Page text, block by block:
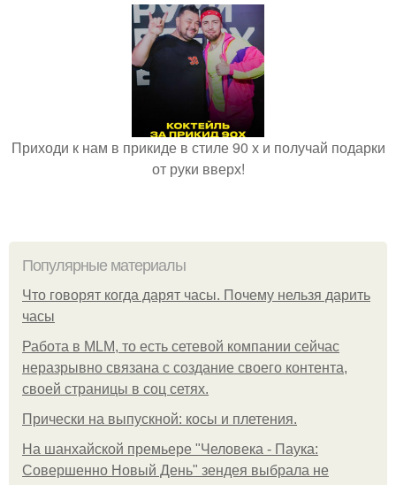
Приходи к нам в прикиде в стиле 90 х и получай подарки
от руки вверх!
Популярные материалы
Что говорят когда дарят часы. Почему нельзя дарить
часы
Работа в MLM, то есть сетевой компании сейчас
неразрывно связана с создание своего контента,
своей страницы в соц сетях.
Прически на выпускной: косы и плетения.
На шанхайской премьере "Человека - Паука:
Совершенно Новый День" зендея выбрала не